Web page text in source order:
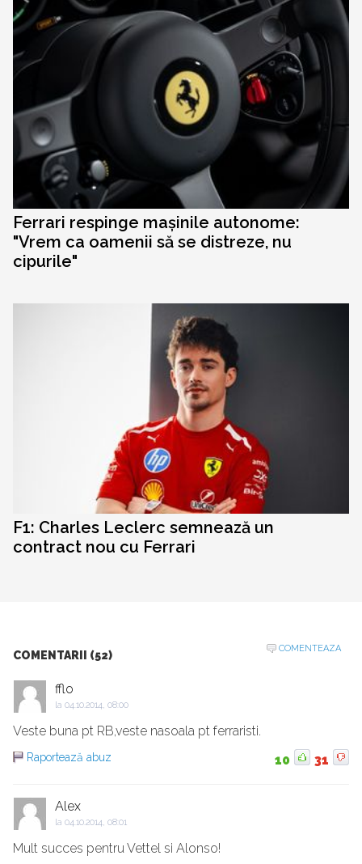
Ferrari respinge mașinile autonome:
"Vrem ca oamenii să se distreze, nu
cipurile"
F1: Charles Leclerc semnează un
contract nou cu Ferrari
COMENTARII (52)
COMENTEAZA
fflo
la 04.10.2014, 08:00
Veste buna pt RB,veste nasoala pt ferraristi.
Raportează abuz 10 31
Alex
la 04.10.2014, 08:01
Mult succes pentru Vettel si Alonso!